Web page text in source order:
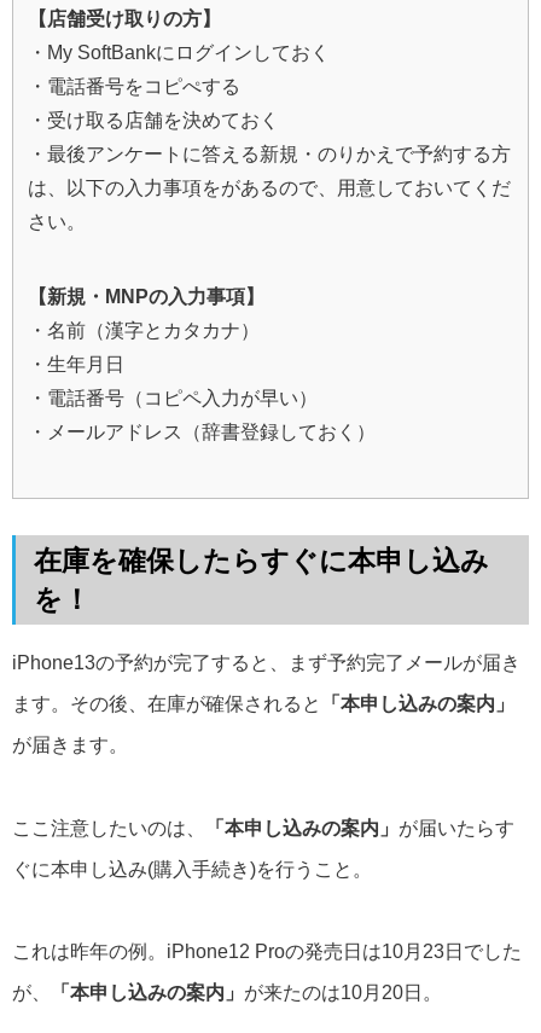
【店舗受け取りの方】
・My SoftBankにログインしておく
・電話番号をコピぺする
・受け取る店舗を決めておく
・最後アンケートに答える新規・のりかえで予約する方
は、以下の入力事項をがあるので、用意しておいてくだ
さい。
【新規・MNPの入力事項】
・名前（漢字とカタカナ）
・生年月日
・電話番号（コピペ入力が早い）
・メールアドレス（辞書登録しておく）
在庫を確保したらすぐに本申し込み
を！
iPhone13の予約が完了すると、まず予約完了メールが届き
ます。その後、在庫が確保されると
「本申し込みの案内」
が届きます。
ここ注意したいのは、 「本申し込みの案内」 が届いたらす
ぐに本申し込み(購入手続き)を行うこと。
これは昨年の例。iPhone12 Proの発売日は10月23日でした
が、
「本申し込みの案内」 が来たのは10月20日。